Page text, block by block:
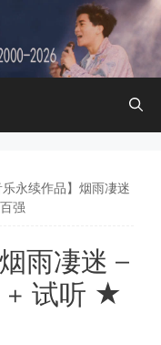
乐永续作品】烟雨凄迷
强
雨凄迷 –
+ 试听 ★